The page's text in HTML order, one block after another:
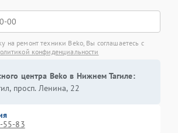
на ремонт техники Beko, Вы соглашаетесь с
конфиденциальности
центра Beko в Нижнем Тагиле:
просп. Ленина, 22
55-83